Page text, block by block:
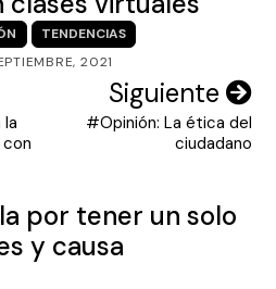
TENDENCIAS
2021
Siguiente
#Opinión: La ética del
ciudadano
por tener un solo
y causa